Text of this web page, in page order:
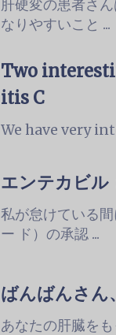
肝硬変の患者さ
なりやすいこと ...
Two
itis C
We have very
エンテカビル
私が怠けている
ー ド）の承認 ...
ばんばんさん
あなたの肝臓を